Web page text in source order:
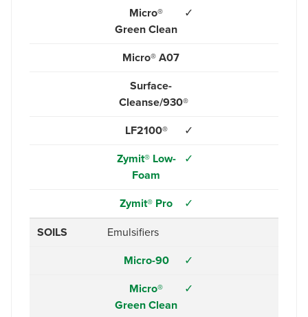
Micro®
Green Clean
✓
Micro® A07
Surface-
Cleanse/930®
LF2100® ✓
Zymit® Low-
Foam
✓
Zymit® Pro ✓
SOILS Emulsifiers
Micro-90 ✓
Micro®
Green Clean
✓